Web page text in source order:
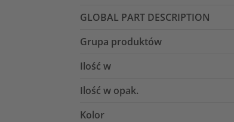
GLOBAL PART DESCRIPTION
Grupa produktów
Ilość w
Ilość w opak.
Kolor